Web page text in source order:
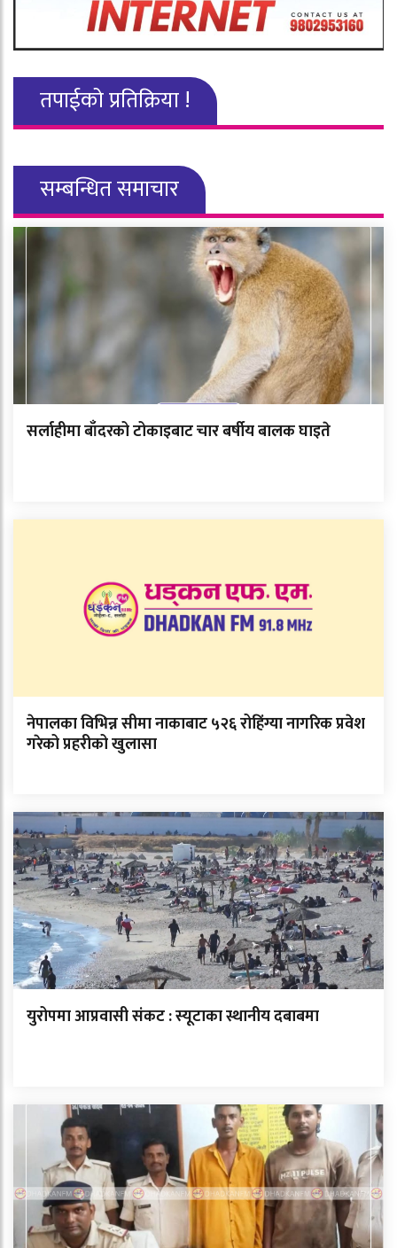
तपाईको प्रतिक्रिया !
सम्बन्धित समाचार
सर्लाहीमा बाँदरको टोकाइबाट चार बर्षीय बालक घाइते
नेपालका विभिन्न सीमा नाकाबाट ५२६ रोहिंग्या नागरिक प्रवेश
गरेको प्रहरीको खुलासा
युरोपमा आप्रवासी संकट : स्यूटाका स्थानीय दबाबमा